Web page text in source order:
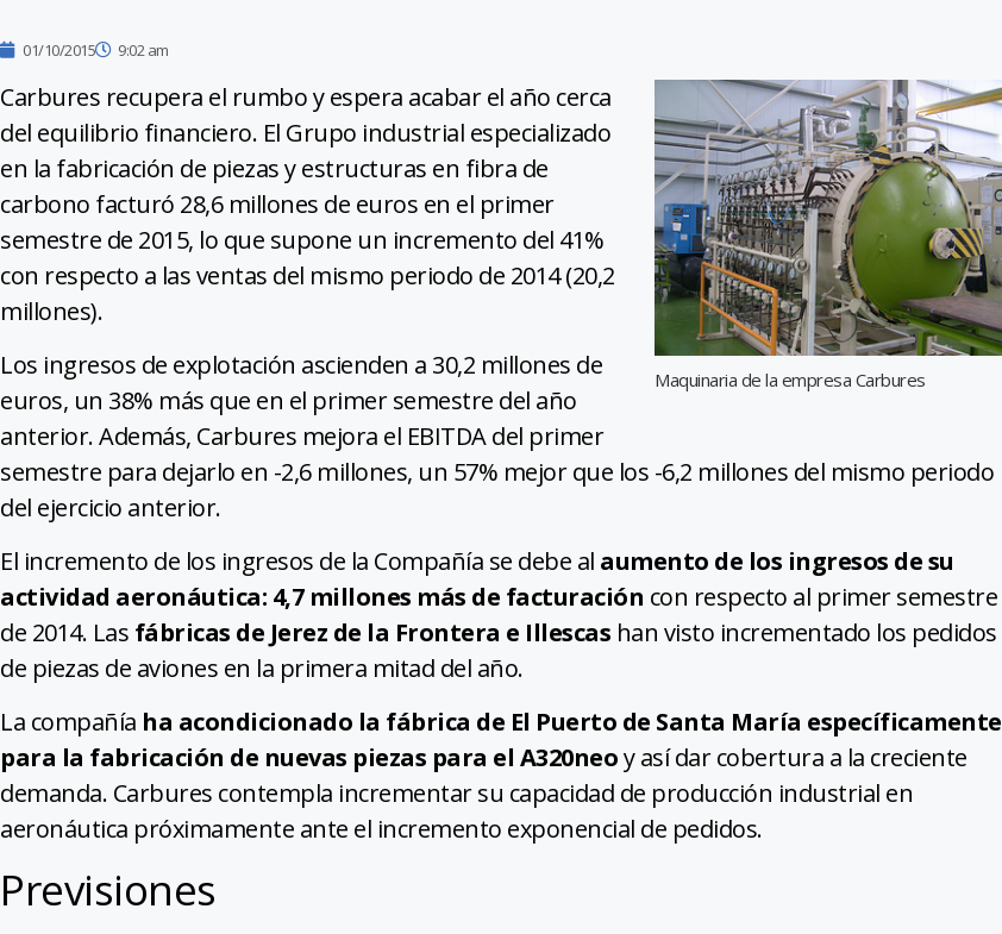
01/10/2015 9:02 am
Maquinaria de la empresa Carbures
Carbures recupera el rumbo y espera acabar el año cerca
del equilibrio financiero. El Grupo industrial especializado
en la fabricación de piezas y estructuras en fibra de
carbono facturó 28,6 millones de euros en el primer
semestre de 2015, lo que supone un incremento del 41%
con respecto a las ventas del mismo periodo de 2014 (20,2
millones).
Los ingresos de explotación ascienden a 30,2 millones de
euros, un 38% más que en el primer semestre del año
anterior. Además, Carbures mejora el EBITDA del primer
semestre para dejarlo en -2,6 millones, un 57% mejor que los -6,2 millones del mismo periodo
del ejercicio anterior.
El incremento de los ingresos de la Compañía se debe al aumento de los ingresos de su
actividad aeronáutica: 4,7 millones más de facturación con respecto al primer semestre
de 2014. Las fábricas de Jerez de la Frontera e Illescas han visto incrementado los pedidos
de piezas de aviones en la primera mitad del año.
La compañía ha acondicionado la fábrica de El Puerto de Santa María específicamente
para la fabricación de nuevas piezas para el A320neoy así dar cobertura a la creciente
demanda. Carbures contempla incrementar su capacidad de producción industrial en
aeronáutica próximamente ante el incremento exponencial de pedidos.
Previsiones